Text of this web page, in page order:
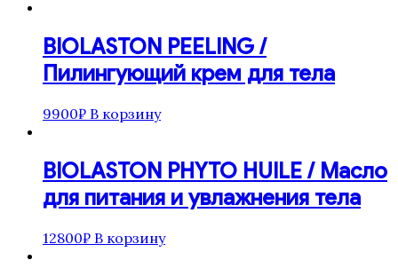
Средства с SPF
Сыворотки
Тоники и лосьоны
HELEO4
La MISO
AlfaBiom
BIOLASTON PEELING /
Пилингующий крем для тела
9900₽ В корзину
BIOLASTON PHYTO HUILE / Масло
для питания и увлажнения тела
12800₽ В корзину